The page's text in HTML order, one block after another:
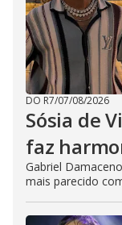
DO R7/07/08/2026
Sósia de
faz
Gabriel
mais parecido